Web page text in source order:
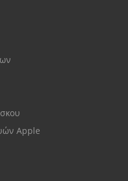
Apple